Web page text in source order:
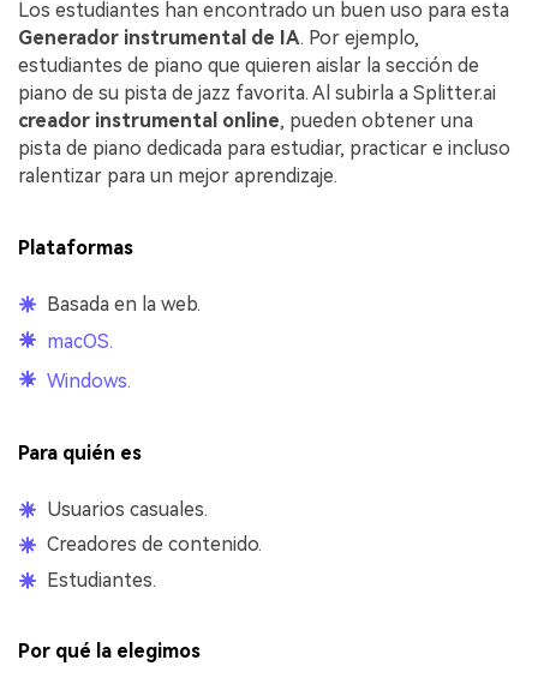
Los estudiantes han encontrado un buen uso para esta
Generador instrumental de IA. Por ejemplo,
estudiantes de piano que quieren aislar la sección de
piano de su pista de jazz favorita. Al subirla a Splitter.ai
creador instrumental online, pueden obtener una
pista de piano dedicada para estudiar, practicar e incluso
ralentizar para un mejor aprendizaje.
Plataformas
Basada en la web.
macOS.
Windows.
Para quién es
Usuarios casuales.
Creadores de contenido.
Estudiantes.
Por qué la elegimos